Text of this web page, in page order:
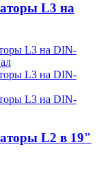
L3 на
L3 на DIN-
L3 на DIN-
L3 на DIN-
L2 в 19"